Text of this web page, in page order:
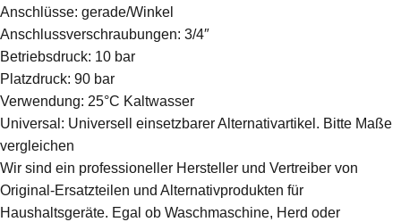
Anschlüsse: gerade/Winkel
Anschlussverschraubungen: 3/4″
Betriebsdruck: 10 bar
Platzdruck: 90 bar
Verwendung: 25°C Kaltwasser
Universal: Universell einsetzbarer Alternativartikel. Bitte Maße
vergleichen
Wir sind ein professioneller Hersteller und Vertreiber von
Original-Ersatzteilen und Alternativprodukten für
Haushaltsgeräte. Egal ob Waschmaschine, Herd oder